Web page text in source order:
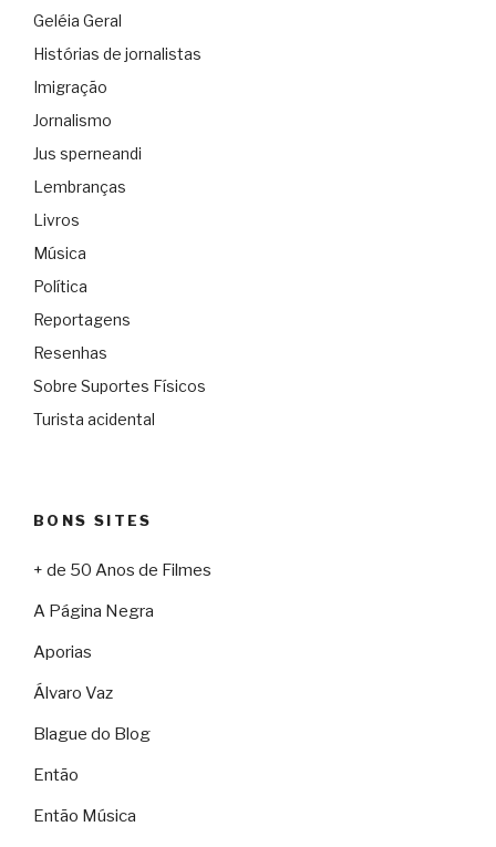
Geléia Geral
Histórias de jornalistas
Imigração
Jornalismo
Jus sperneandi
Lembranças
Livros
Música
Política
Reportagens
Resenhas
Sobre Suportes Físicos
Turista acidental
BONS SITES
+ de 50 Anos de Filmes
A Página Negra
Aporias
Álvaro Vaz
Blague do Blog
Então
Então Música